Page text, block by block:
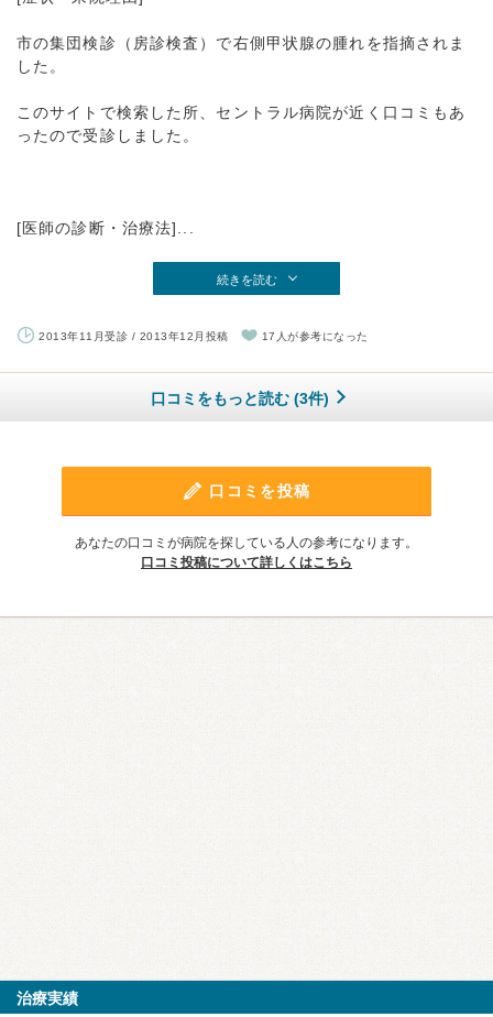
市の集団検診（房診検査）で右側甲状腺の腫れを指摘されま
した。
このサイトで検索した所、セントラル病院が近く口コミもあ
ったので受診しました。
[医師の診断・治療法]...
続きを読む
2013年11月受診 / 2013年12月投稿 17人が参考になった
口コミをもっと読む (3件)
口コミを投稿
あなたの口コミが病院を探している人の参考になります。
口コミ投稿について詳しくはこちら
治療実績